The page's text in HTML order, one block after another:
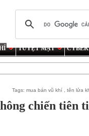
TUYỆT MẬT
Tags:mua bán vũ khí ,tên lửa
chiến tiên